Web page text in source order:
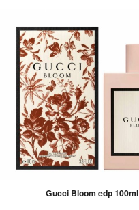
Gucci Bloom edp 100ml